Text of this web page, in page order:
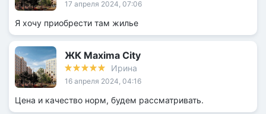
17 апреля 2024, 07:06
Я хочу приобрести там жилье
ЖК Maxima City
Ирина
16 апреля 2024, 04:16
Цена и качество норм, будем рассматривать.